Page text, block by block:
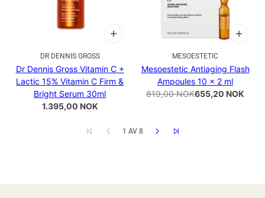
DR DENNIS GROSS
Dr Dennis Gross Vitamin C +
Lactic 15% Vitamin C Firm &
Bright Serum 30ml
1.395,00 NOK
MESOESTETIC
Mesoestetic Antiaging Flash
Ampoules 10 x 2 ml
819,00 NOK655,20 NOK
1 AV 8